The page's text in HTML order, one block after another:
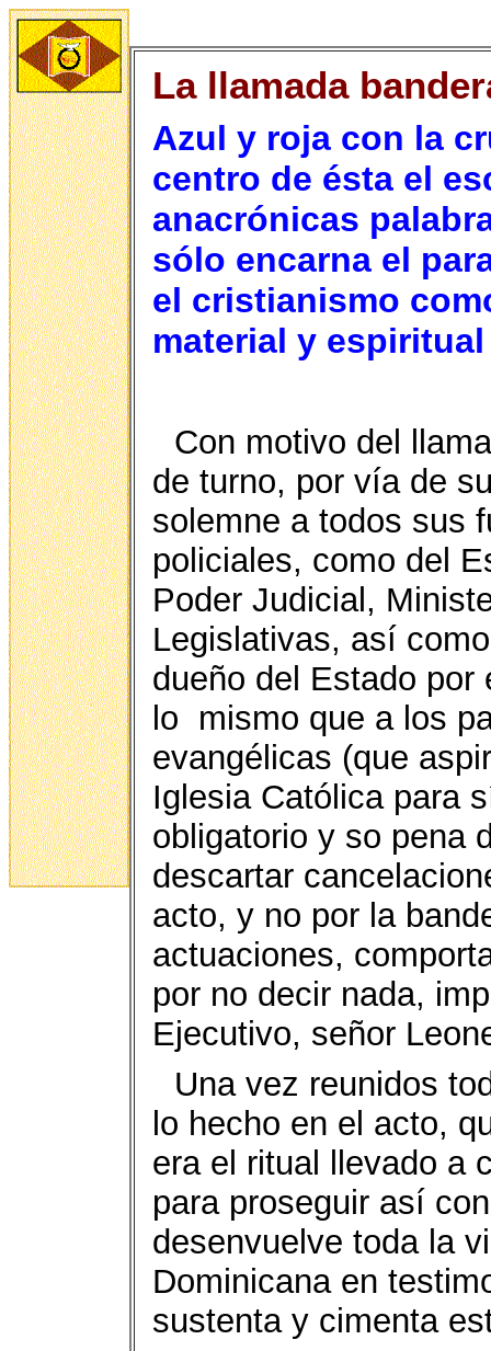
La llamada
Azul y roja con la
centro de ésta el
anacrónicas
sólo encarna el
el cristianismo
material y
Con motivo del
de turno, por vía de
solemne a todos sus
policiales, como del
Poder Judicial,
Legislativas, así
dueño del Estado por
lo mismo que a los
evangélicas (que
Iglesia Católica para
obligatorio y so pena
descartar
acto, y no por la
actuaciones,
por no decir nada,
Ejecutivo, señor
Una vez reunidos
lo hecho en el acto,
era el ritual llevado a
para proseguir así
desenvuelve toda la
Dominicana en
sustenta y cimenta